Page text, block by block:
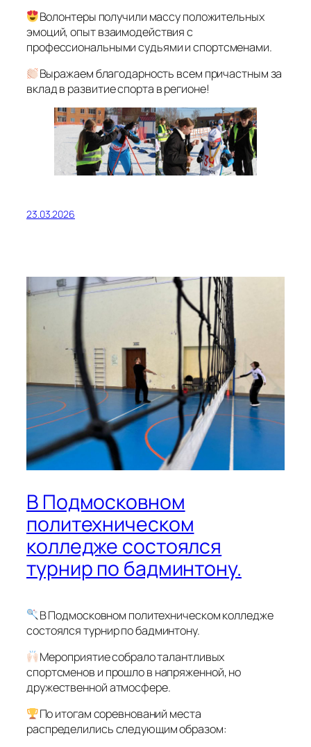
Волонтеры получили массу положительных
эмоций, опыт взаимодействия с
профессиональными судьями и спортсменами.
Выражаем благодарность всем причастным за
вклад в развитие спорта в регионе!
23.03.2026
В Подмосковном
политехническом
колледже состоялся
турнир по бадминтону.
В Подмосковном политехническом колледже
состоялся турнир по бадминтону.
Мероприятие собрало талантливых
спортсменов и прошло в напряженной, но
дружественной атмосфере.
По итогам соревнований места
распределились следующим образом: